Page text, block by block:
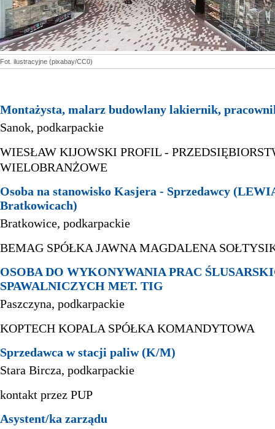
Fot. ilustracyjne (pixabay/CC0)
Montażysta, malarz budowlany lakiernik,
Sanok, podkarpackie
WIESŁAW KIJOWSKI PROFIL -
WIELOBRANŻOWE
Osoba na stanowisko Kasjera - Sprzedawcy
Bratkowicach)
Bratkowice, podkarpackie
BEMAG SPÓŁKA JAWNA MAGDALENA
OSOBA DO WYKONYWANIA PRAC
SPAWALNICZYCH MET. TIG
Paszczyna, podkarpackie
KOPTECH KOPALA SPÓŁKA KOMANDYTOWA
Sprzedawca w stacji paliw (K/M)
Stara Bircza, podkarpackie
kontakt przez PUP
Asystent/ka zarządu